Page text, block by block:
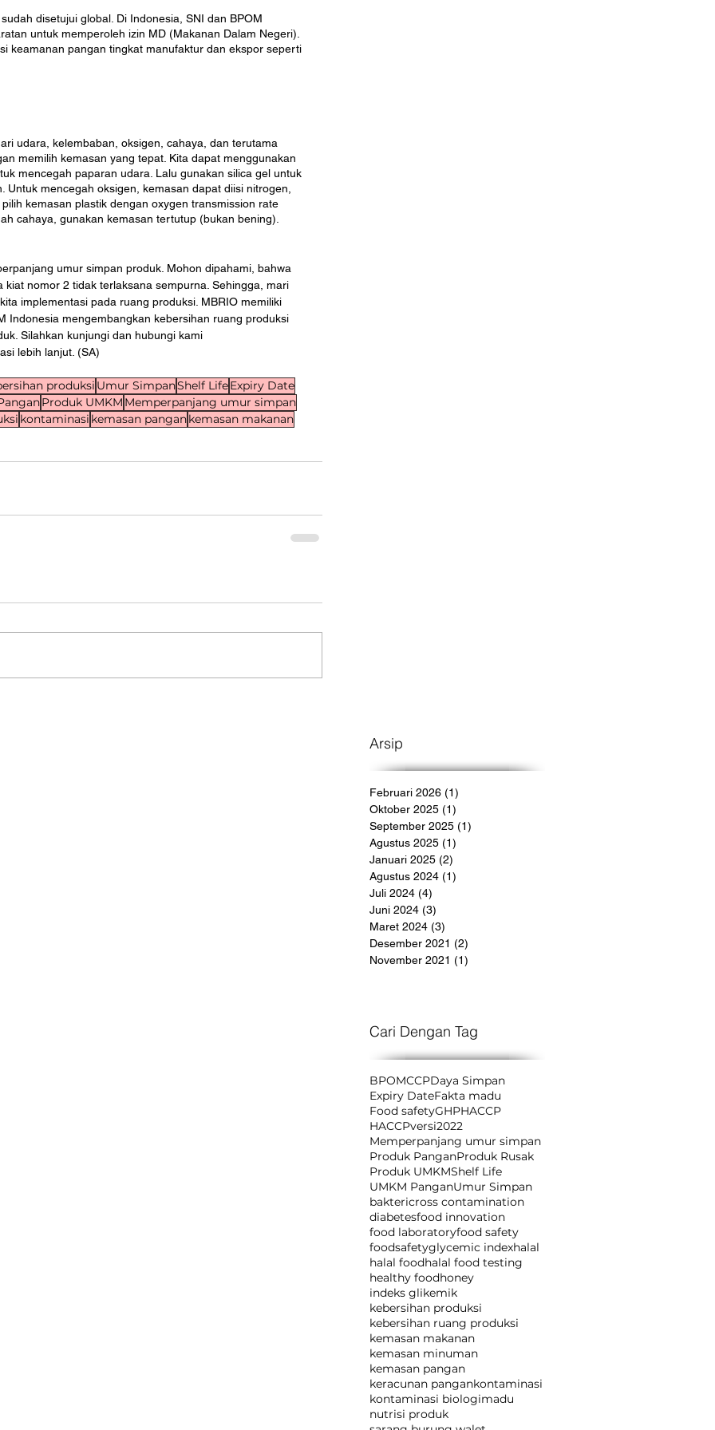
disetujui global. Di Indonesia, SNI dan BPOM
untuk memperoleh izin MD (Makanan Dalam Negeri).
keamanan pangan tingkat manufaktur dan ekspor seperti
udara, kelembaban, oksigen, cahaya, dan terutama
memilih kemasan yang tepat. Kita dapat menggunakan
mencegah paparan udara. Lalu gunakan silica gel untuk
Untuk mencegah oksigen, kemasan dapat diisi nitrogen,
kemasan plastik dengan oxygen transmission rate
cahaya, gunakan kemasan tertutup (bukan bening).
umur simpan produk. Mohon dipahami, bahwa
nomor 2 tidak terlaksana sempurna. Sehingga, mari
implementasi pada ruang produksi. MBRIO memiliki
Indonesia mengembangkan kebersihan ruang produksi
Silahkan kunjungi dan hubungi kami
lebih lanjut. (SA)
produksi Umur SimpanShelf LifeExpiry Date
Produk UMKM Memperpanjang umur simpan
kontaminasi kemasan pangankemasan makanan
Arsip
Februari 2026 (1)
Oktober 2025 (1)
September 2025 (1)
Agustus 2025 (1)
Januari 2025 (2)
Agustus 2024 (1)
Juli 2024 (4)
Juni 2024 (3)
Maret 2024 (3)
Desember 2021 (2)
November 2021 (1)
Cari Dengan Tag
BPOMCCPDaya Simpan
Expiry DateFakta madu
Food safetyGHPHACCP
HACCPversi2022
Memperpanjang umur simpan
Produk PanganProduk Rusak
Produk UMKMShelf Life
UMKM PanganUmur Simpan
baktericross contamination
diabetesfood innovation
food laboratoryfood safety
foodsafetyglycemic indexhalal
halal foodhalal food testing
healthy foodhoney
indeks glikemik
kebersihan produksi
kebersihan ruang produksi
kemasan makanan
kemasan minuman
kemasan pangan
keracunan pangankontaminasi
kontaminasi biologimadu
nutrisi produk